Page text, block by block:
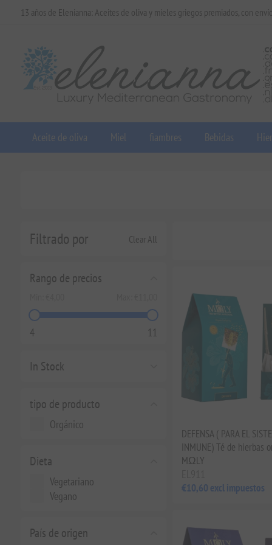
13 años de Elenianna: Aceites de oliva y mieles griegos premiados, con
Aceite de oliva Miel fiambres Bebidas
Filtrado por Clear All
Rango de precios
4 11
In Stock
tipo de producto
Orgánico
Dieta
Vegetariano
Vegano
País de origen
DEFENSA ( PARA EL
INMUNE) Té de hierbas
MΩLY
€10,60 excl impuestos